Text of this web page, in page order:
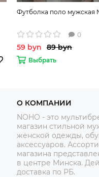
Футболка поло мужская
0
59 byn 89 byn
Выбрать
О КОМПАНИИ
NOHO - это
магазин стильной
женской одежды,
аксессуаров.
магазина
в центре Минска.
доставка по РБ.